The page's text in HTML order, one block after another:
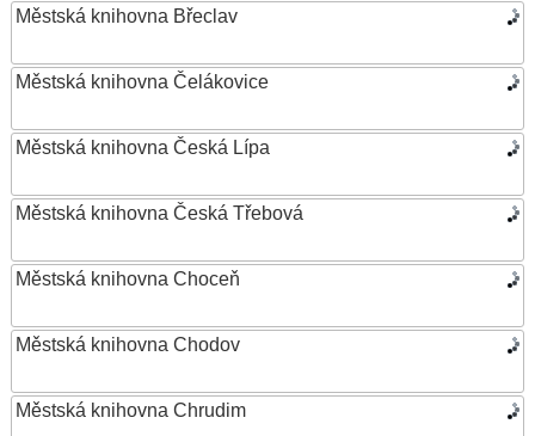
Městská knihovna Břeclav
Městská knihovna Čelákovice
Městská knihovna Česká Lípa
Městská knihovna Česká Třebová
Městská knihovna Choceň
Městská knihovna Chodov
Městská knihovna Chrudim